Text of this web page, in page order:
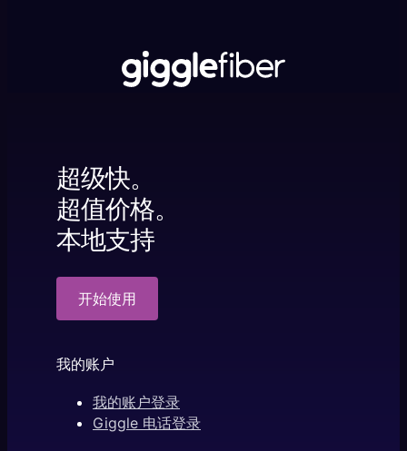
超级快。
超值价格。
本地支持
开始使用
我的账户
我的账户登录
Giggle 电话登录